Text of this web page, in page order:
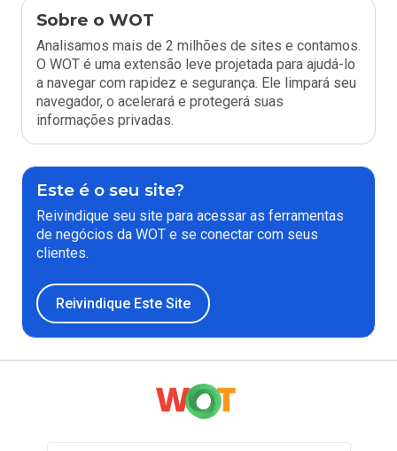
Sobre o WOT
Analisamos mais de 2 milhões de sites e contamos.
O WOT é uma extensão leve projetada para ajudá-lo
a navegar com rapidez e segurança. Ele limpará seu
navegador, o acelerará e protegerá suas
informações privadas.
Este é o seu site?
Reivindique seu site para acessar as ferramentas
de negócios da WOT e se conectar com seus
clientes.
Reivindique Este Site